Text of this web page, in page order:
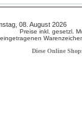
08. August 2026
Preise inkl. gesetzl.
Diese Online